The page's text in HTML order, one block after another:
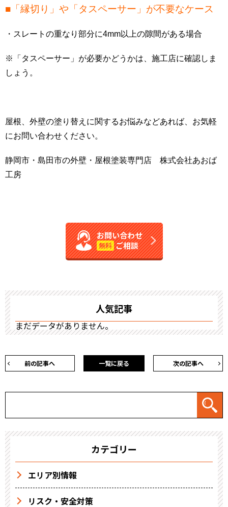
■「縁切り」や「タスペーサー」が不要なケース
・スレートの重なり部分に4mm以上の隙間がある場合
※「タスペーサー」が必要かどうかは、施工店に確認しま
しょう。
屋根、外壁の塗り替えに関するお悩みなどあれば、お気軽
にお問い合わせください。
静岡市・島田市の外壁・屋根塗装専門店 株式会社あおば
工房
お問い合わせ
無料 ご相談
人気記事
まだデータがありません。
前の記事へ 次の記事へ
一覧に戻る
カテゴリー
エリア別情報
リスク・安全対策